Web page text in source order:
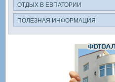
ОТДЫХ В ЕВПАТОРИИ
ПОЛЕЗНАЯ ИНФОРМАЦИЯ